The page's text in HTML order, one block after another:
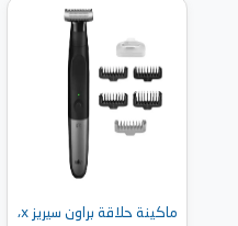
ماكينة حلاقة براون سيريز x،